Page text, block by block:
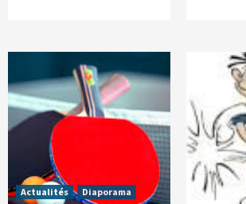
Actualités
Diaporama